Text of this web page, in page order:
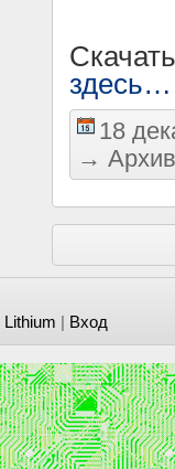
здесь…
18
→
Lithium Вход